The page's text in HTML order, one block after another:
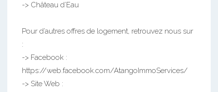
-> Château d’Eau
Pour d’autres offres de logement, retrouvez nous sur
:
-> Facebook :
https://web.facebook.com/AtangoImmoServices/
-> Site Web :